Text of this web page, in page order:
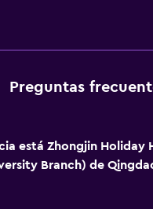
Preguntas
está Zhongjin Holiday
Branch) de